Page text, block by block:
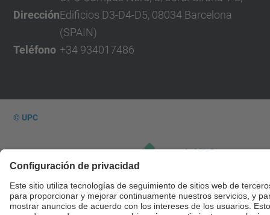
DirecciónEdificios D3-D4-D5, 08034 Barcelona
(SPAIN)
Teléfono +34 934017486
© UPC
Aviso legal
Configuración de privacidad